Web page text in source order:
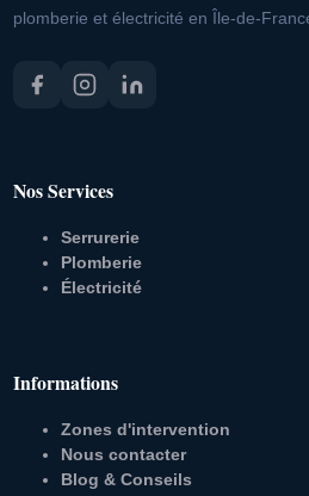
plomberie et électricité en Île-de-
Nos Services
Serrurerie
Plomberie
Électricité
Informations
Zones d'intervention
Nous contacter
Blog & Conseils